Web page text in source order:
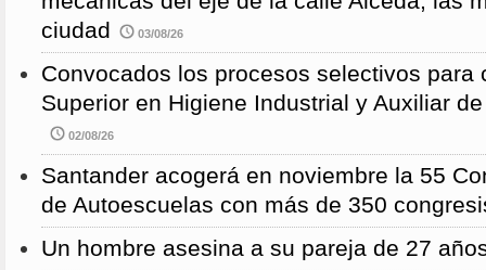
ciudad
03/08/26
Convocados los procesos selectivos para
Superior en Higiene Industrial y Auxiliar
02/08/26
Santander acogerá en noviembre la 55
de Autoescuelas con más de 350
Un hombre asesina a su pareja de 27